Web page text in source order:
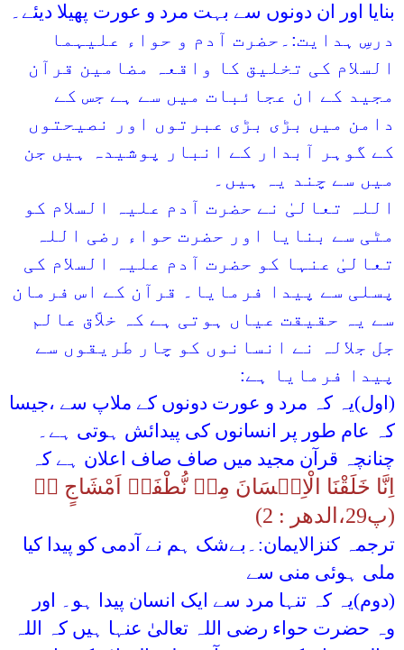
بنایا اور ان دونوں سے بہت مرد و عورت پھیلا دیئے۔
درسِ ہدایت:۔حضرت آدم و حواء علیہما
السلام کی تخلیق کا واقعہ مضامین قرآن
مجید کے ان عجائبات میں سے ہے جس کے
دامن میں بڑی بڑی عبرتوں اور نصیحتوں
کے گوہر آبدار کے انبار پوشیدہ ہیں جن
میں سے چند یہ ہیں۔
اللہ تعالیٰ نے حضرت آدم علیہ السلام کو
مٹی سے بنایا اور حضرت حواء رضی اللہ
تعالیٰ عنہا کو حضرت آدم علیہ السلام کی
پسلی سے پیدا فرمایا۔ قرآن کے اس فرمان
سے یہ حقیقت عیاں ہوتی ہے کہ خلاّق عالم
جل جلالہ نے انسانوں کو چار طریقوں سے
پیدا فرمایا ہے:
(اول)یہ کہ مرد و عورت دونوں کے ملاپ سے ،جیسا
کہ عام طور پر انسانوں کی پیدائش ہوتی ہے۔
چنانچہ قرآن مجید میں صاف صاف اعلان ہے کہ
اِنَّا خَلَقْنَا الْاِنۡسَانَ مِنۡ نُّطْفَۃٍ اَمْشَاجٍ ٭ۖ
(پ29،الدھر : 2)
ترجمہ کنزالایمان:۔بےشک ہم نے آدمی کو پیدا کیا
ملی ہوئی منی سے
(دوم)یہ کہ تنہا مرد سے ایک انسان پیدا ہو۔ اور
وہ حضرت حواء رضی اللہ تعالیٰ عنہا ہیں کہ اللہ